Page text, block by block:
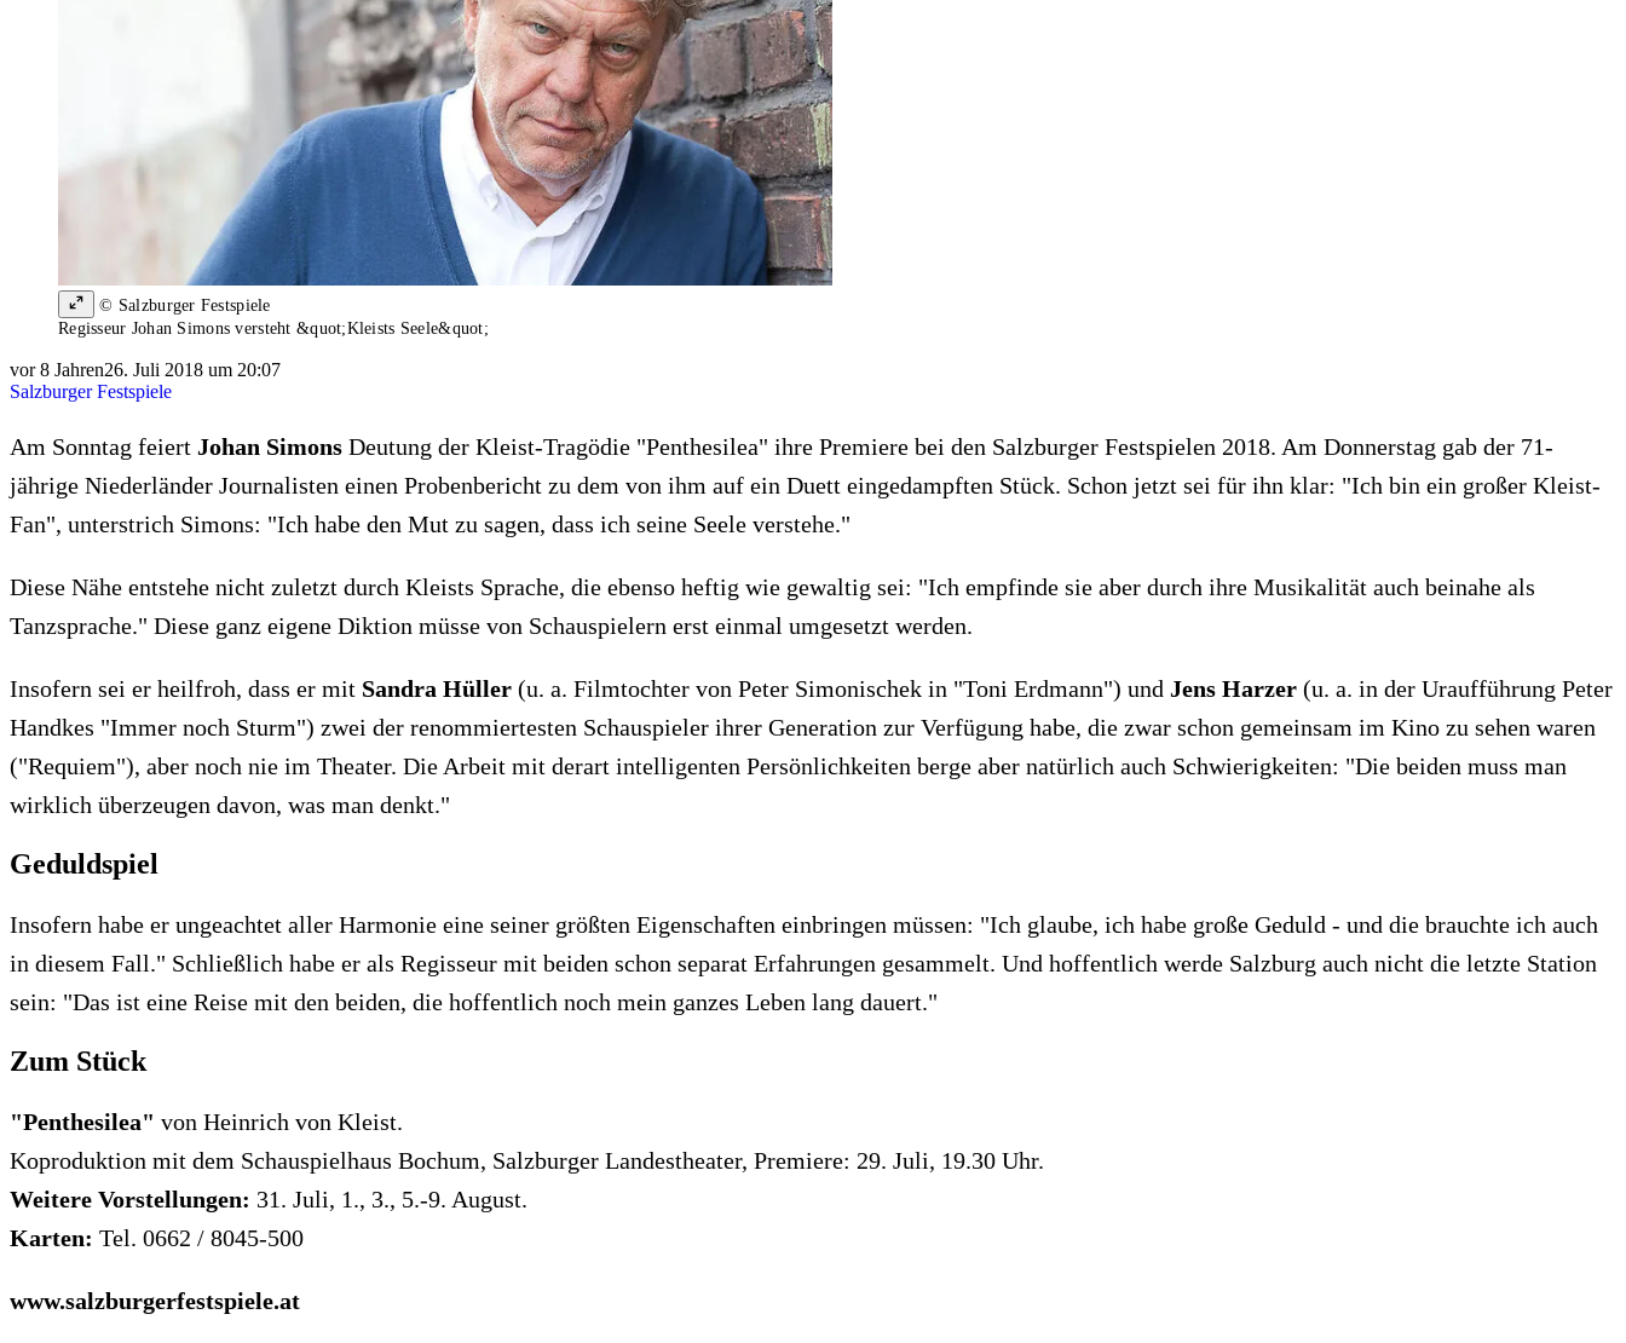
© Salzburger Festspiele
Regisseur Johan Simons versteht &quot;Kleists Seele&quot;
vor 8 Jahren26. Juli 2018 um 20:07
Salzburger Festspiele
Am Sonntag feiert Johan Simons Deutung der Kleist-Tragödie "Penthesilea" ihre Premiere bei den Salzburger Festspielen 2018. Am Donnerstag gab der 71-
jährige Niederländer Journalisten einen Probenbericht zu dem von ihm auf ein Duett eingedampften Stück. Schon jetzt sei für ihn klar: "Ich bin ein großer Kleist-
Fan", unterstrich Simons: "Ich habe den Mut zu sagen, dass ich seine Seele verstehe."
Diese Nähe entstehe nicht zuletzt durch Kleists Sprache, die ebenso heftig wie gewaltig sei: "Ich empfinde sie aber durch ihre Musikalität auch beinahe als
Tanzsprache." Diese ganz eigene Diktion müsse von Schauspielern erst einmal umgesetzt werden.
Insofern sei er heilfroh, dass er mit Sandra Hüller (u. a. Filmtochter von Peter Simonischek in "Toni Erdmann") und Jens Harzer (u. a. in der Uraufführung Peter
Handkes "Immer noch Sturm") zwei der renommiertesten Schauspieler ihrer Generation zur Verfügung habe, die zwar schon gemeinsam im Kino zu sehen waren
("Requiem"), aber noch nie im Theater. Die Arbeit mit derart intelligenten Persönlichkeiten berge aber natürlich auch Schwierigkeiten: "Die beiden muss man
wirklich überzeugen davon, was man denkt."
Geduldspiel
Insofern habe er ungeachtet aller Harmonie eine seiner größten Eigenschaften einbringen müssen: "Ich glaube, ich habe große Geduld - und die brauchte ich auch
in diesem Fall." Schließlich habe er als Regisseur mit beiden schon separat Erfahrungen gesammelt. Und hoffentlich werde Salzburg auch nicht die letzte Station
sein: "Das ist eine Reise mit den beiden, die hoffentlich noch mein ganzes Leben lang dauert."
Zum Stück
"Penthesilea" von Heinrich von Kleist.
Koproduktion mit dem Schauspielhaus Bochum, Salzburger Landestheater, Premiere: 29. Juli, 19.30 Uhr.
Weitere Vorstellungen: 31. Juli, 1., 3., 5.-9. August.
Karten: Tel. 0662 / 8045-500
www.salzburgerfestspiele.at